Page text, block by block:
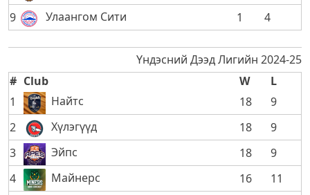
9
Улаангом Сити 1 4
Үндэсний Дээд Лигийн 2024-25
# Club W
L
1
Найтс 18
9
2
Хүлэгүүд 18
9
3
Эйпс 18
9
4
Майнерс 16
11